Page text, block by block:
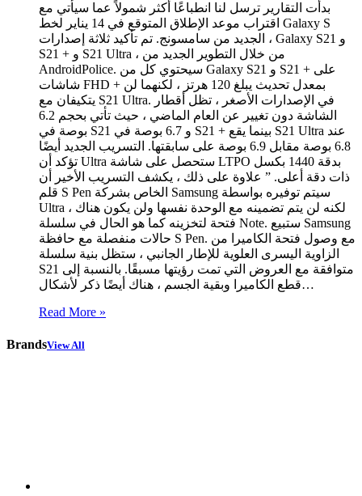
بدأت التقارير ترسل لنا انطباعًا أكثر شمولاً عما سيأتي مع
اقتراب موعد الإطلاق المتوقع في 14 يناير لخط Galaxy S
الجديد من سامسونج. تم تأكيد ثلاثة إصدارات ، Galaxy S21 و
S21 + و S21 Ultra ، من خلال التطوير الجديد من
AndroidPolice. سيحتوي كل من Galaxy S21 و S21 + على
شاشات FHD + بمعدل تحديث يبلغ 120 هرتز ، لكنهما لن
يتكيفان مع S21 Ultra. في الإصدارات الأصغر ، تظل أقطار
الشاشة دون تغيير عن العام الماضي ، حيث تأتي بحجم 6.2
بوصة في S21 و 6.7 بوصة في S21 + بينما يقع S21 Ultra عند
6.8 بوصة مقابل 6.9 بوصة على سابقتها. التسريب الجديد أيضًا
تؤكد أن Ultra ستحصل على شاشة LTPO بدقة 1440 بكسل
ذات دقة أعلى. ” علاوة على ذلك ، يكشف التسريب الأخير أن
قلم S Pen الخاص بشركة Samsung سيتم توفيره بواسطة
Ultra ، لكنه لن يتم تضمينه مع الوحدة نفسها ولن يكون هناك
فتحة لتخزينه كما هو الحال في سلسلة Note. ستبيع Samsung
حالات منفصلة مع حافظة S Pen. مع وصول فتحة الكاميرا من
الزاوية اليسرى العلوية للإطار الجانبي ، ستظل بنية سلسلة
S21 متوافقة مع العروض التي تمت رؤيتها مسبقًا. بالنسبة إلى
قطع الكاميرا وبقية الجسم ، هناك أيضًا ذكر لأشكال…
Read More »
BrandsView All